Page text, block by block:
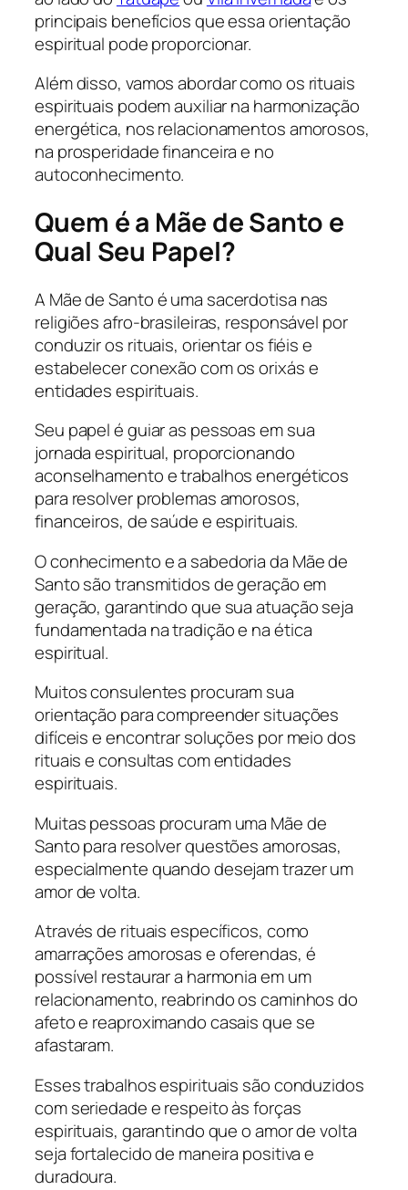
principais benefícios que essa orientação
espiritual pode proporcionar.
Além disso, vamos abordar como os rituais
espirituais podem auxiliar na harmonização
energética, nos relacionamentos amorosos,
na prosperidade financeira e no
autoconhecimento.
Quem é a Mãe de Santo e
Qual Seu Papel?
A Mãe de Santo é uma sacerdotisa nas
religiões afro-brasileiras, responsável por
conduzir os rituais, orientar os fiéis e
estabelecer conexão com os orixás e
entidades espirituais.
Seu papel é guiar as pessoas em sua
jornada espiritual, proporcionando
aconselhamento e trabalhos energéticos
para resolver problemas amorosos,
financeiros, de saúde e espirituais.
O conhecimento e a sabedoria da Mãe de
Santo são transmitidos de geração em
geração, garantindo que sua atuação seja
fundamentada na tradição e na ética
espiritual.
Muitos consulentes procuram sua
orientação para compreender situações
difíceis e encontrar soluções por meio dos
rituais e consultas com entidades
espirituais.
Muitas pessoas procuram uma Mãe de
Santo para resolver questões amorosas,
especialmente quando desejam trazer um
amor de volta.
Através de rituais específicos, como
amarrações amorosas e oferendas, é
possível restaurar a harmonia em um
relacionamento, reabrindo os caminhos do
afeto e reaproximando casais que se
afastaram.
Esses trabalhos espirituais são conduzidos
com seriedade e respeito às forças
espirituais, garantindo que o amor de volta
seja fortalecido de maneira positiva e
duradoura.